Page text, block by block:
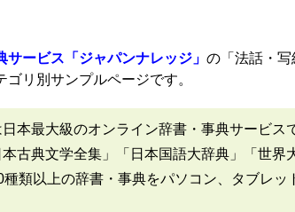
ービス「ジャパンナレッジ」 の「法話・
リ別サンプルページです。
本最大級のオンライン辞書・事典サービス
本古典文学全集」「日本国語大辞典」「世界
類以上の辞書・事典をパソコン、タブレッ